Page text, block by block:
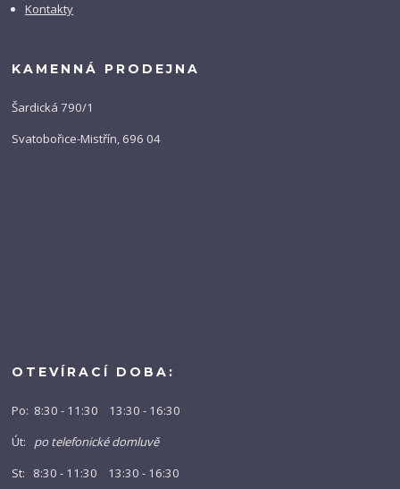
Kontakty
KAMENNÁ PRODEJNA
Šardická 790/1
Svatobořice-Mistřín, 696 04
OTEVÍRACÍ DOBA:
Po: 8:30 - 11:30 13:30 - 16:30
Út: po telefonické domluvě
St: 8:30 - 11:30 13:30 - 16:30